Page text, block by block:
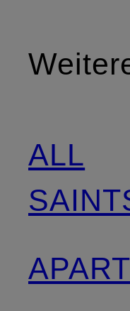
ALL
APART